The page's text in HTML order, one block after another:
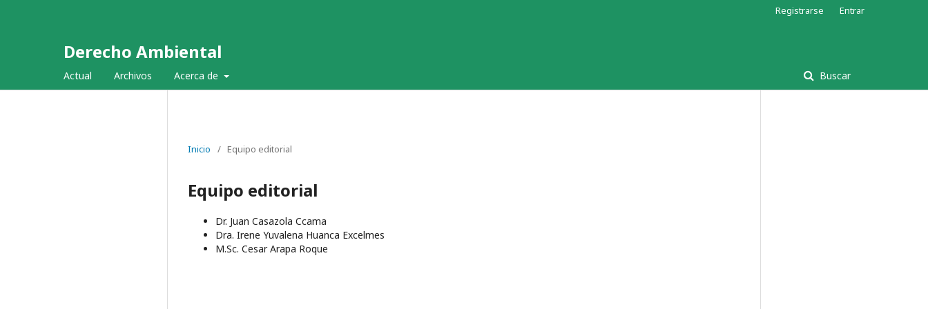
Derecho Ambiental
Actual Archivos Acerca de Buscar
Registrarse Entrar
Inicio / Equipo editorial
Equipo editorial
Dr. Juan Casazola Ccama
Dra. Irene Yuvalena Huanca Excelmes
M.Sc. Cesar Arapa Roque